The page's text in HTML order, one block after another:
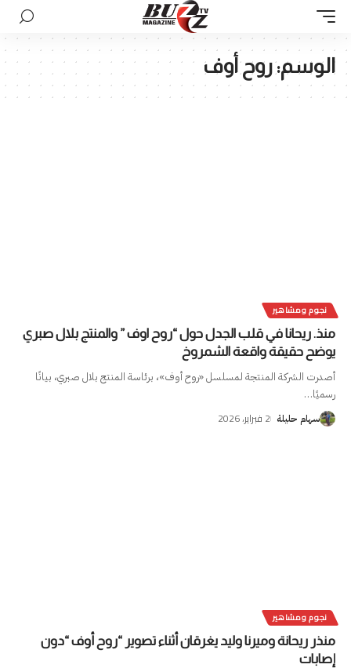
الوسم:روح أوف
نجوم ومشاهير
منذ. ريحانا في قلب الجدل حول “روح اوف ” والمنتج بلال صبري
يوضح حقيقة واقعة الشمروخ
أصدرت الشركة المنتجة لمسلسل «روح أوف»، برئاسة المنتج بلال صبري، بيانًا
رسميًا…
سهام حليلة 2 فبراير، 2026
نجوم ومشاهير
منذر ريحانة وميرنا وليد يغرقان أثناء تصوير “روح أوف “دون
إصابات